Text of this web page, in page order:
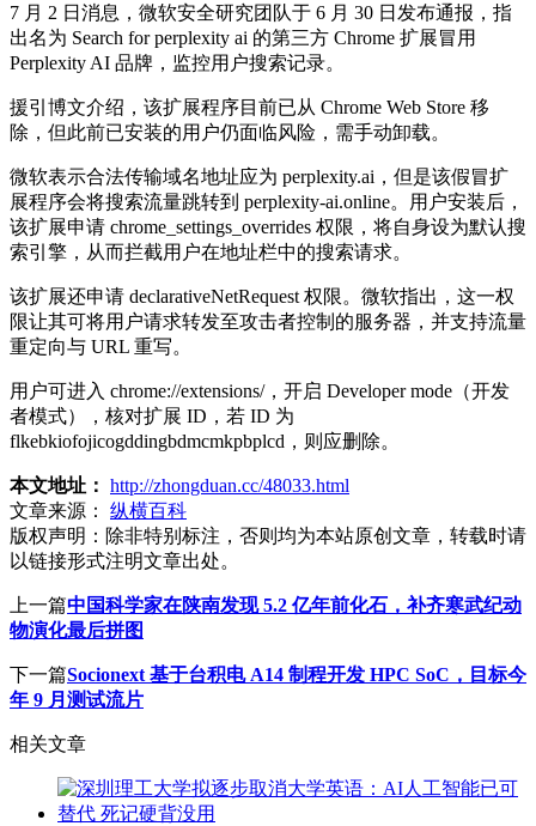
7 月 2 日消息，微软安全研究团队于 6 月 30 日发布通报，指
出名为 Search for perplexity ai 的第三方 Chrome 扩展冒用
Perplexity AI 品牌，监控用户搜索记录。
援引博文介绍，该扩展程序目前已从 Chrome Web Store 移
除，但此前已安装的用户仍面临风险，需手动卸载。
微软表示合法传输域名地址应为 perplexity.ai，但是该假冒扩
展程序会将搜索流量跳转到 perplexity-ai.online。用户安装后，
该扩展申请 chrome_settings_overrides 权限，将自身设为默认搜
索引擎，从而拦截用户在地址栏中的搜索请求。
该扩展还申请 declarativeNetRequest 权限。微软指出，这一权
限让其可将用户请求转发至攻击者控制的服务器，并支持流量
重定向与 URL 重写。
用户可进入 chrome://extensions/，开启 Developer mode（开发
者模式），核对扩展 ID，若 ID 为
flkebkiofojicogddingbdmcmkpbplcd，则应删除。
本文地址： http://zhongduan.cc/48033.html
文章来源：
纵横百科
版权声明： 除非特别标注，否则均为本站原创文章，转载时请
以链接形式注明文章出处。
上一篇中国科学家在陕南发现 5.2 亿年前化石，补齐寒武纪动
物演化最后拼图
下一篇Socionext 基于台积电 A14 制程开发 HPC SoC，目标今
年 9 月测试流片
相关文章